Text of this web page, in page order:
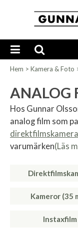
Hem > Kamera & Foto
ANALOG
Hos Gunnar
analog film som
direktfilmskamera
varumärken(Läs
Kameror (35
Instaxfilm